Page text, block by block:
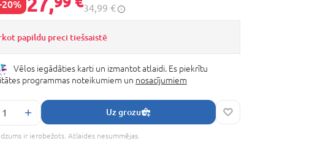
20% 34,99 €
papildu preci tiešsaistē
Vēlos iegādāties karti un izmantot atlaidi. Es piekrītu
programmas noteikumiem un nosacījumiem
Uz grozu
ir ierobežots. Atlaides nesummējas.